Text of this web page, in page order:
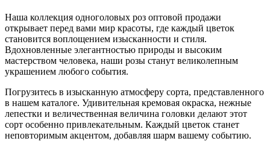
Наша коллекция одноголовых роз оптовой продажи
открывает перед вами мир красоты, где каждый цветок
становится воплощением изысканности и стиля.
Вдохновленные элегантностью природы и высоким
мастерством человека, наши розы станут великолепным
украшением любого события.
Погрузитесь в изысканную атмосферу сорта, представленного
в нашем каталоге. Удивительная кремовая окраска, нежные
лепестки и величественная величина головки делают этот
сорт особенно привлекательным. Каждый цветок станет
неповторимым акцентом, добавляя шарм вашему событию.